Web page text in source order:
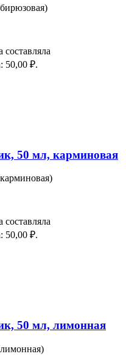
составляла
50,00 ₽.
50 мл, карминовая
составляла
50,00 ₽.
50 мл, лимонная